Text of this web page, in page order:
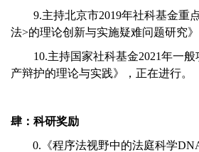
9.主持北京市2019年社科基金重
法>的理论创新与实施疑难问题研究》
10.主持国家社科基金2021年一
产辩护的理论与实践》，正在进行。
肆：科研奖励
0.《程序法视野中的法庭科学